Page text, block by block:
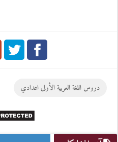
دروس اللغة العربية الأولى اعدادي